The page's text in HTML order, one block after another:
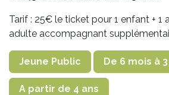
Tarif : 25€ le ticket pour 1 enfant + 1
adulte accompagnant
Jeune Public De 6 mois à
A partir de 4 ans